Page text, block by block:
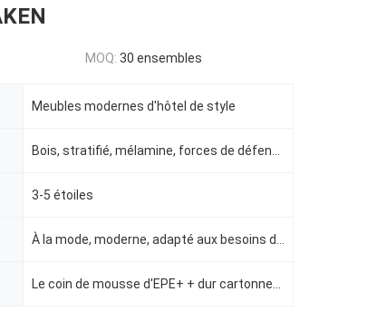
MOQ: 30 ensembles
Meubles modernes d'hôtel de style
3-5 étoiles